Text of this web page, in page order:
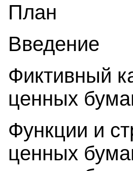
План
Введение
Фиктивный
ценных
Функции и
ценных